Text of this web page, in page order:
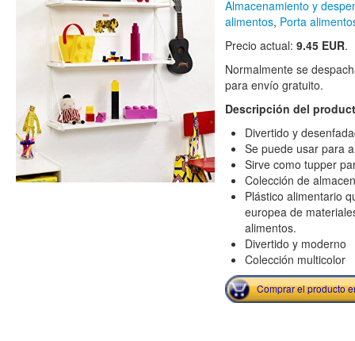
Almacenamiento y
alimentos, Porta
Precio actual: 9.45 EUR.
Normalmente se
para envío gratuito.
Descripción del
Divertido y
Se puede usar para
Sirve como tupper
Colección de
Plástico alimentario
europea de
alimentos.
Divertido y moderno
Colección multicolor
Comprar el producto